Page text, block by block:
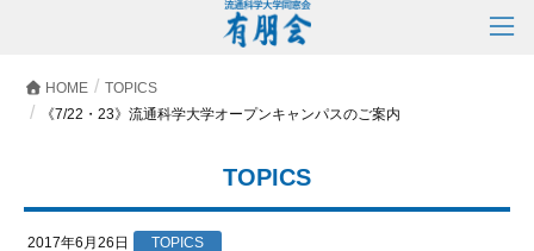
HOME
TOPICS
《7/22・23》流通科学大学オープンキャンパスのご案内
TOPICS
2017年6月26日 TOPICS